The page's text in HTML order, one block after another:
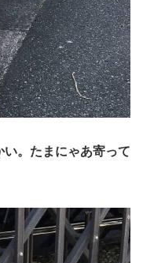
。たまにゃあ寄って